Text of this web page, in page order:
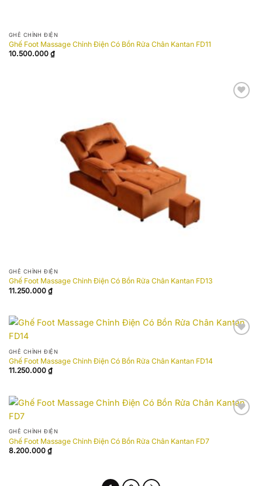
GHẾ CHỈNH ĐIỆN
Ghế Foot Massage Chỉnh Điện Có Bồn Rửa Chân Kantan FD11
10.500.000 ₫
GHẾ CHỈNH ĐIỆN
Ghế Foot Massage Chỉnh Điện Có Bồn Rửa Chân Kantan FD13
11.250.000 ₫
GHẾ CHỈNH ĐIỆN
Ghế Foot Massage Chỉnh Điện Có Bồn Rửa Chân Kantan FD14
11.250.000 ₫
GHẾ CHỈNH ĐIỆN
Ghế Foot Massage Chỉnh Điện Có Bồn Rửa Chân Kantan FD7
8.200.000 ₫